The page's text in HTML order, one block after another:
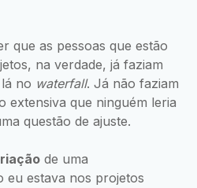
que as pessoas que estão
na verdade, já faziam
no waterfall. Já não faziam
extensiva que ninguém leria
questão de ajuste.
de uma
eu estava nos projetos